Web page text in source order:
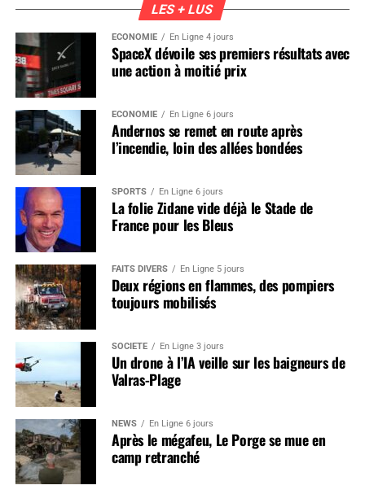
LES + LUS
ÉCONOMIE En Ligne 4 jours
SpaceX dévoile ses premiers résultats avec
une action à moitié prix
ÉCONOMIE En Ligne 6 jours
Andernos se remet en route après
l’incendie, loin des allées bondées
SPORTS En Ligne 6 jours
La folie Zidane vide déjà le Stade de
France pour les Bleus
FAITS DIVERS En Ligne 5 jours
Deux régions en flammes, des pompiers
toujours mobilisés
SOCIÉTÉ En Ligne 3 jours
Un drone à l’IA veille sur les baigneurs de
Valras-Plage
NEWS En Ligne 6 jours
Après le mégafeu, Le Porge se mue en
camp retranché